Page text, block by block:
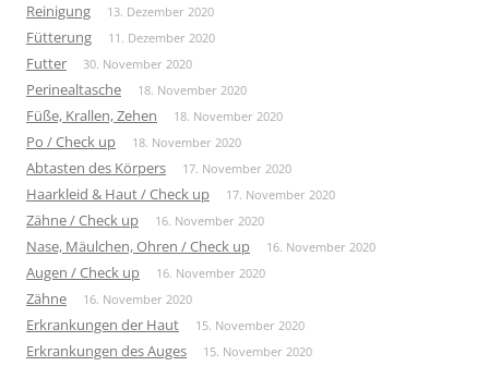
Reinigung 13. Dezember 2020
Fütterung 11. Dezember 2020
Futter 30. November 2020
Perinealtasche 18. November 2020
Füße, Krallen, Zehen 18. November 2020
Po / Check up 18. November 2020
Abtasten des Körpers 17. November 2020
Haarkleid & Haut / Check up 17. November 2020
Zähne / Check up 16. November 2020
Nase, Mäulchen, Ohren / Check up 16. November 2020
Augen / Check up 16. November 2020
Zähne 16. November 2020
Erkrankungen der Haut 15. November 2020
Erkrankungen des Auges 15. November 2020